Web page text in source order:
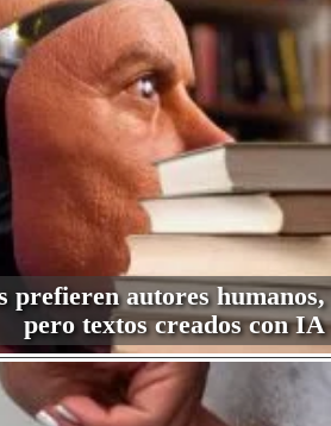
prefieren autores humanos,
pero textos creados con IA